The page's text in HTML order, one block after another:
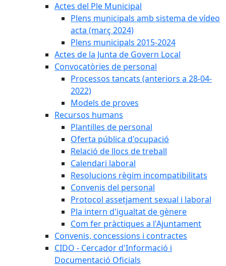
Actes del Ple Municipal
Plens municipals amb sistema de vídeo
acta (març 2024)
Plens municipals 2015-2024
Actes de la Junta de Govern Local
Convocatòries de personal
Processos tancats (anteriors a 28-04-
2022)
Models de proves
Recursos humans
Plantilles de personal
Oferta pública d'ocupació
Relació de llocs de treball
Calendari laboral
Resolucions règim incompatibilitats
Convenis del personal
Protocol assetjament sexual i laboral
Pla intern d'igualtat de gènere
Com fer pràctiques a l'Ajuntament
Convenis, concessions i contractes
CIDO - Cercador d'Informació i
Documentació Oficials